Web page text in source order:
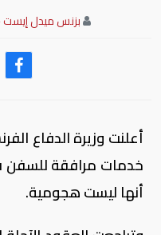
بزنس ميدل إيست
أعلنت وزيرة الدفاع
خدمات مرافقة
‌أنها ⁠ليست هجومية.